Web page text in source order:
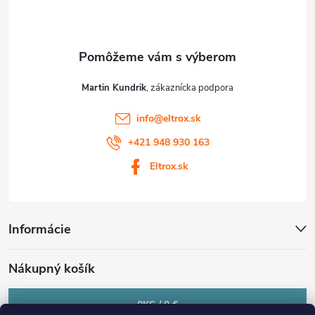
Martin Kundrik
info@eltrox.sk
+421 948 930 163
Eltrox.sk
Informácie
Nákupný košík
0KS /0 €